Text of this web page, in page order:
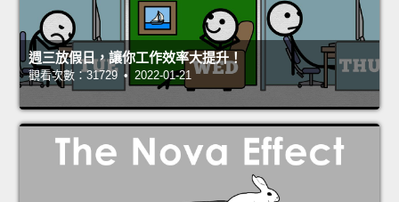
週三放假日，讓你工作效率大提升！
觀看次數：31729 • 2022-01-21